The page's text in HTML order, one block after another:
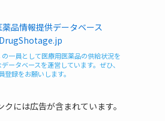
一員として医療用医薬品の供給状況を
ータベースを運営しています。ぜひ、
登録をお願いします。
には広告が含まれています。